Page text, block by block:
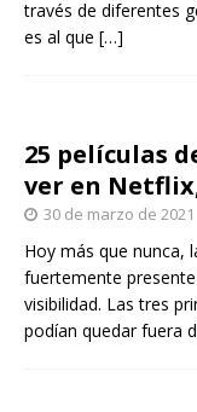
través de diferentes
es al que […]
25 películas
ver en
30 de marzo de 2021
Hoy más que nunca,
fuertemente
visibilidad. Las tres
podían quedar fuera